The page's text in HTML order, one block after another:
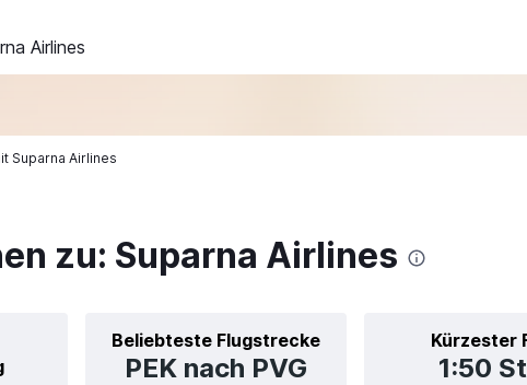
Airlines
Suparna Airlines
zu: Suparna Airlines
Beliebteste Flugstrecke
PEK nach PVG
Kürzester
1:50